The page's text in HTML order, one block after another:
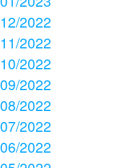
12/2022
11/2022
10/2022
09/2022
08/2022
07/2022
06/2022